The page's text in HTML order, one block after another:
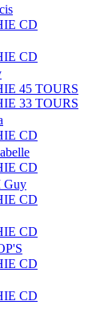
CD
CD
45 TOURS
33 TOURS
CD
CD
Guy
CD
CD
CD
CD